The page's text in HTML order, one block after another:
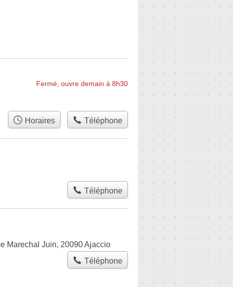
Fermé, ouvre demain à 8h30
Horaires Téléphone
Téléphone
Marechal Juin, 20090 Ajaccio
Téléphone